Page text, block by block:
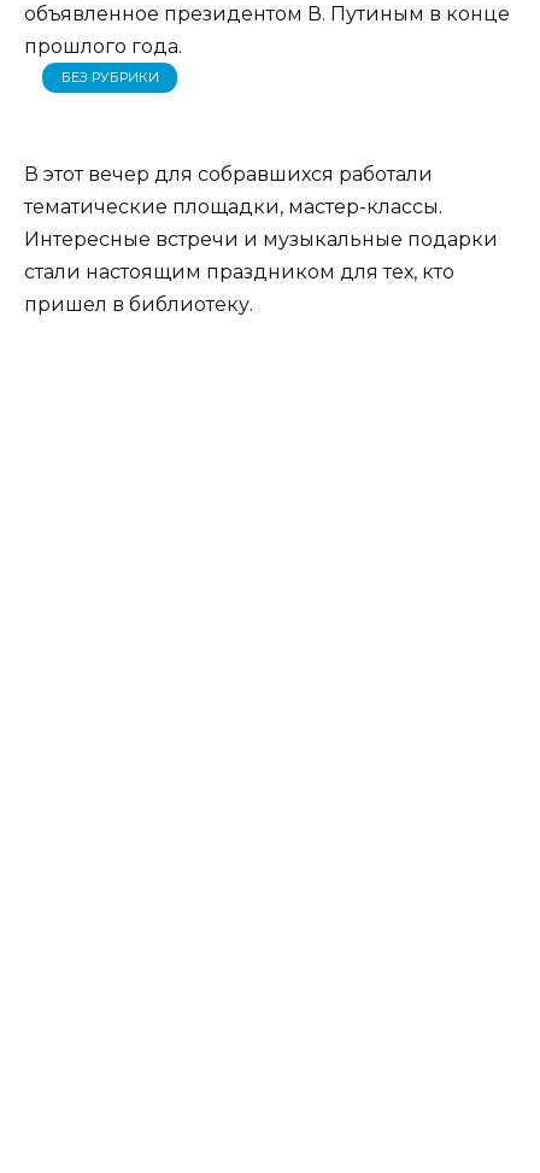
объявленное президентом В. Путиным в конце
прошлого года.
БЕЗ РУБРИКИ
В этот вечер для собравшихся работали
тематические площадки, мастер-классы.
Интересные встречи и музыкальные подарки
стали настоящим праздником для тех, кто
пришел в библиотеку.